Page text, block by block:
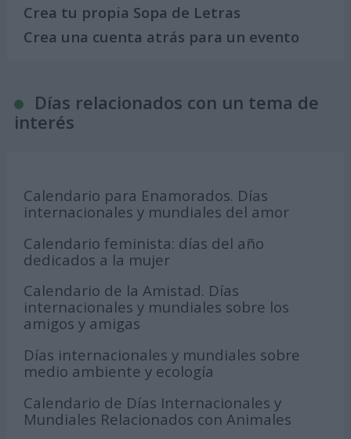
Crea tu propia Sopa de Letras
Crea una cuenta atrás para un evento
Días relacionados con un tema de
interés
Calendario para Enamorados. Días
internacionales y mundiales del amor
Calendario feminista: días del año
dedicados a la mujer
Calendario de la Amistad. Días
internacionales y mundiales sobre los
amigos y amigas
Días internacionales y mundiales sobre
medio ambiente y ecología
Calendario de Días Internacionales y
Mundiales Relacionados con Animales